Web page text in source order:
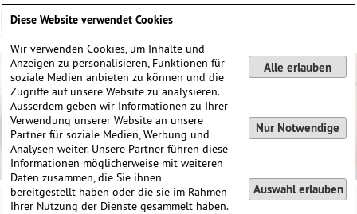
Diese Website verwendet Cookies
Wir verwenden Cookies, um Inhalte und
Anzeigen zu personalisieren, Funktionen für
soziale Medien anbieten zu können und die
Zugriffe auf unsere Website zu analysieren.
Ausserdem geben wir Informationen zu Ihrer
Verwendung unserer Website an unsere
Partner für soziale Medien, Werbung und
Analysen weiter. Unsere Partner führen diese
Informationen möglicherweise mit weiteren
Daten zusammen, die Sie ihnen
bereitgestellt haben oder die sie im Rahmen
Ihrer Nutzung der Dienste gesammelt haben.
Alle erlauben
Nur Notwendige
Auswahl erlauben